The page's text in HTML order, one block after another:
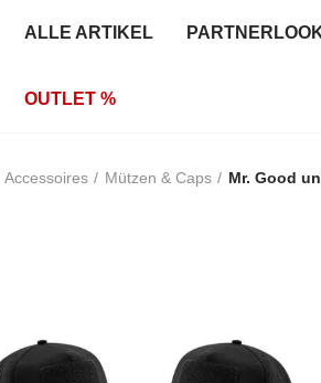
ALLE ARTIKEL
OUTLET %
Accessoires Mützen & Caps Mr. Good